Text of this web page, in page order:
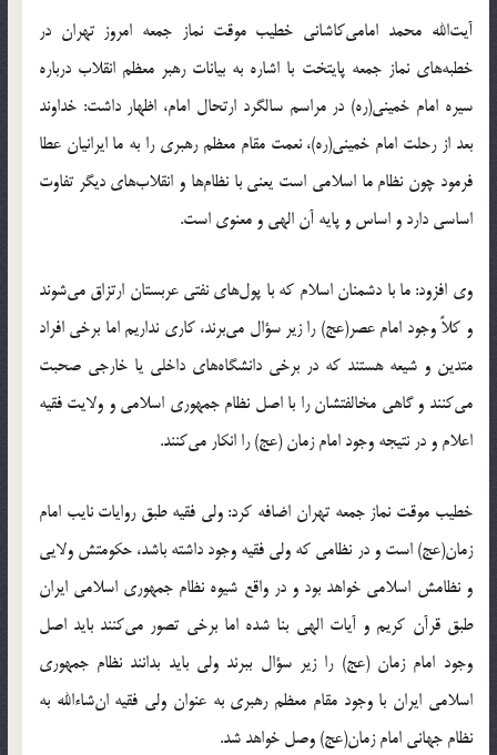
آیت‌الله محمد امامی‌کاشانی خطیب موقت نماز جمعه امروز تهران در
خطبه‌های نماز جمعه پایتخت با اشاره به بیانات رهبر معظم انقلاب درباره
سیره امام خمینی(ره) در مراسم سالگرد ارتحال امام، اظهار داشت: خداوند
بعد از رحلت امام خمینی(ره)، نعمت مقام معظم رهبری را به ما ایرانیان عطا
فرمود چون نظام ما اسلامی است یعنی با نظام‌ها و انقلاب‌های دیگر تفاوت
اساسی دارد و اساس و پایه آن الهی و معنوی است.
وی افزود: ما با دشمنان اسلام که با پول‌های نفتی عربستان ارتزاق می‌شوند
و کلاً‌ وجود امام عصر(عج)‌ را زیر سؤال می‌برند، کاری نداریم اما برخی افراد
متدین و شیعه هستند که در برخی دانشگاه‌های داخلی یا خارجی صحبت
می‌کنند و گاهی مخالفتشان را با اصل نظام جمهوری اسلامی و ولایت فقیه
اعلام و در نتیجه وجود امام زمان (عج) را انکار می‌کنند.
خطیب موقت نماز جمعه تهران اضافه کرد: ولی فقیه طبق روایات نایب امام
زمان(عج) است و در نظامی که ولی فقیه وجود داشته باشد، حکومتش ولایی
و نظامش اسلامی خواهد بود و در واقع شیوه نظام جمهوری اسلامی ایران
طبق قرآن کریم و آیات الهی بنا شده اما برخی تصور می‌کنند باید اصل
وجود امام زمان (عج) را زیر سؤال ببرند ولی باید بدانند نظام جمهوری
اسلامی ایران با وجود مقام معظم رهبری به عنوان ولی فقیه ان‌شاءالله به
نظام جهانی امام زمان(عج) وصل خواهد شد.